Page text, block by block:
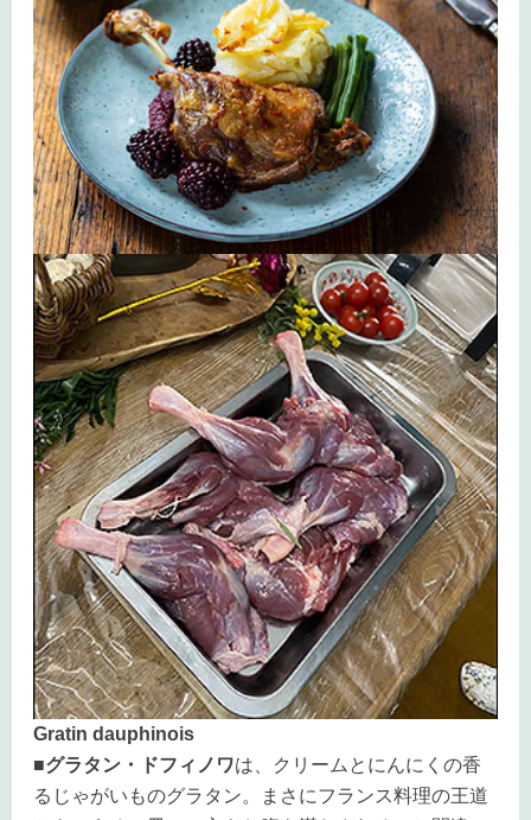
Gratin dauphinois
■グラタン・ドフィノワは、クリームとにんにくの香
るじゃがいものグラタン。まさにフランス料理の王道